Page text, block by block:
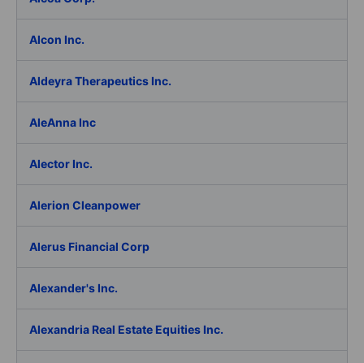
Alcon Inc.
Aldeyra Therapeutics Inc.
AleAnna Inc
Alector Inc.
Alerion Cleanpower
Alerus Financial Corp
Alexander's Inc.
Alexandria Real Estate Equities Inc.